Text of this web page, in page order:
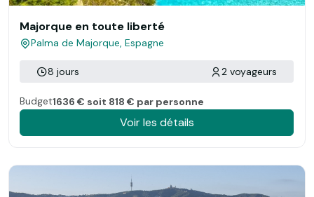
Majorque en toute liberté
Palma de Majorque, Espagne
8 jours 2 voyageurs
Budget1636 € soit 818 € par personne
Voir les détails